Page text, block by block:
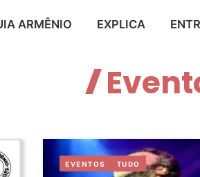
ARMÊNIO EXPLICA
EVENTOS TUDO